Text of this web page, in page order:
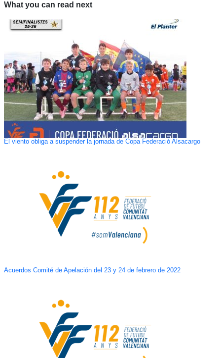
What you can read next
El viento obliga a suspender la jornada de Copa Federació Alsacargo
Acuerdos Comité de Apelación del 23 y 24 de febrero de 2022